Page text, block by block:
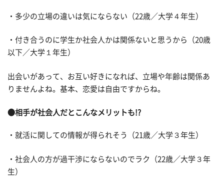
・多少の立場の違いは気にならない（22歳／大学４年生）
・付き合うのに学生か社会人かは関係ないと思うから（20歳
以下／大学１年生）
出会いがあって、お互い好きになれば、立場や年齢は関係あ
りませんよね。基本、恋愛は自由ですからね。
●相手が社会人だとこんなメリットも!?
・就活に関しての情報が得られそう（21歳／大学３年生）
・社会人の方が過干渉にならないのでラク（22歳／大学３年
生）